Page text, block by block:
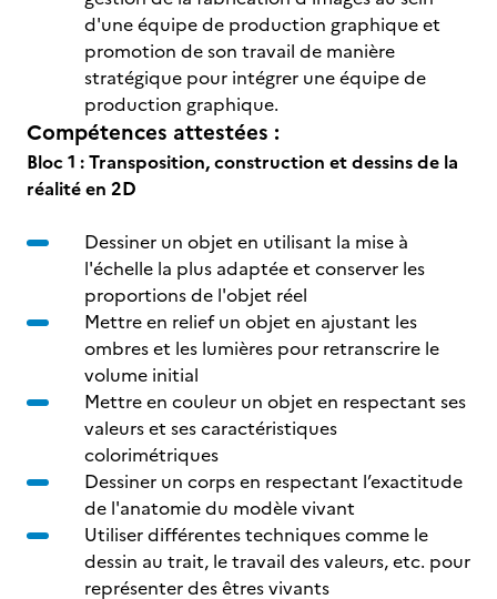
d'une équipe de production graphique et
promotion de son travail de manière
stratégique pour intégrer une équipe de
production graphique.
Compétences attestées :
Bloc 1 : Transposition, construction et dessins de la
réalité en 2D
Dessiner un objet en utilisant la mise à
l'échelle la plus adaptée et conserver les
proportions de l'objet réel
Mettre en relief un objet en ajustant les
ombres et les lumières pour retranscrire le
volume initial
Mettre en couleur un objet en respectant ses
valeurs et ses caractéristiques
colorimétriques
Dessiner un corps en respectant l’exactitude
de l'anatomie du modèle vivant
Utiliser différentes techniques comme le
dessin au trait, le travail des valeurs, etc. pour
représenter des êtres vivants